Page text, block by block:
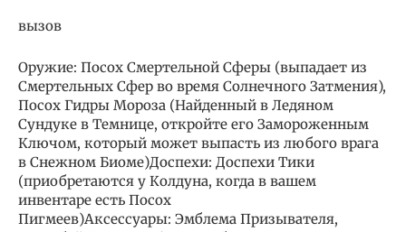
вызов
Оружие: Посох Смертельной Сферы (выпадает из
Смертельных Сфер во время Солнечного Затмения),
Посох Гидры Мороза (Найденный в Ледяном
Сундуке в Темнице, откройте его Замороженным
Ключом, который может выпасть из любого врага
в Снежном Биоме)Доспехи: Доспехи Тики
(приобретаются у Колдуна, когда в вашем
инвентаре есть Посох
Пигмеев)Аксессуары: Эмблема Призывателя,